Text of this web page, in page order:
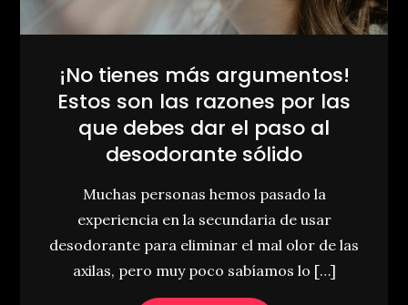
¡No tienes más argumentos!
Estos son las razones por las
que debes dar el paso al
desodorante sólido
Muchas personas hemos pasado la
experiencia en la secundaria de usar
desodorante para eliminar el mal olor de las
axilas, pero muy poco sabíamos lo […]